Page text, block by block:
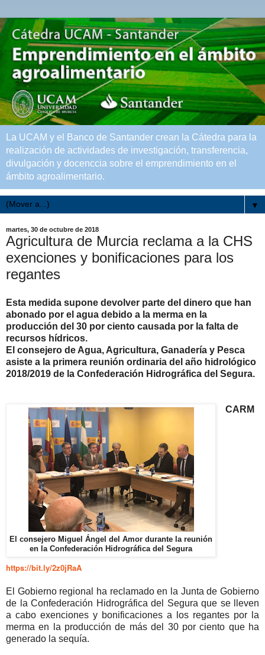
La UCAM y el Banco de Santander crean la Cátedra para la
realización de actividades de investigación, transferencia,
divulgación y docenccia sobre el emprendimiento en el
ámbito agroalimentario.
▼
martes, 30 de octubre de 2018
Agricultura de Murcia reclama a la CHS
exenciones y bonificaciones para los
regantes
Esta medida supone devolver parte del dinero que han
abonado por el agua debido a la merma en la
producción del 30 por ciento causada por la falta de
recursos hídricos.
El consejero de Agua, Agricultura, Ganadería y Pesca
asiste a la primera reunión ordinaria del año hidrológico
2018/2019 de la Confederación Hidrográfica del Segura.
El consejero Miguel Ángel del Amor durante la reunión
en la Confederación Hidrográfica del Segura
CARM
https://bit.ly/2z0jRaA
El Gobierno regional ha reclamado en la Junta de Gobierno
de la Confederación Hidrográfica del Segura que se lleven
a cabo exenciones y bonificaciones a los regantes por la
merma en la producción de más del 30 por ciento que ha
generado la sequía.